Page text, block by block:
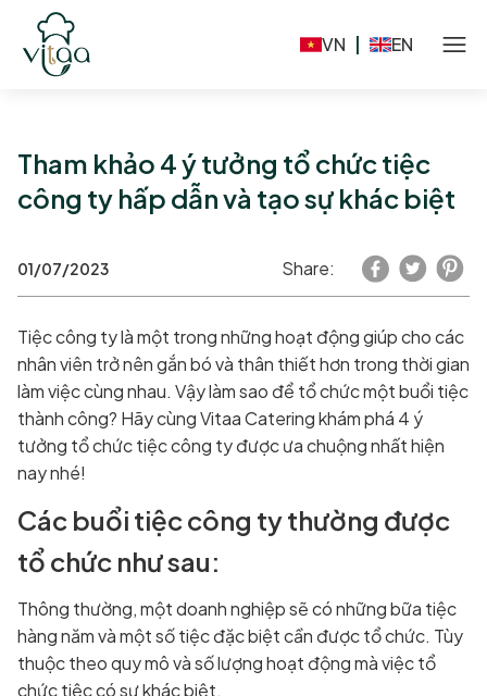
VN EN
Tham khảo 4 ý tưởng tổ chức tiệc
công ty hấp dẫn và tạo sự khác biệt
01/07/2023 Share:
Tiệc công ty là một trong những hoạt động giúp cho các
nhân viên trở nên gắn bó và thân thiết hơn trong thời gian
làm việc cùng nhau. Vậy làm sao để tổ chức một buổi tiệc
thành công? Hãy cùng Vitaa Catering khám phá 4 ý
tưởng tổ chức tiệc công ty được ưa chuộng nhất hiện
nay nhé!
Các buổi tiệc công ty thường được
tổ chức như sau:
Thông thường, một doanh nghiệp sẽ có những bữa tiệc
hàng năm và một số tiệc đặc biệt cần được tổ chức. Tùy
thuộc theo quy mô và số lượng hoạt động mà việc tổ
chức tiệc có sự khác biệt.